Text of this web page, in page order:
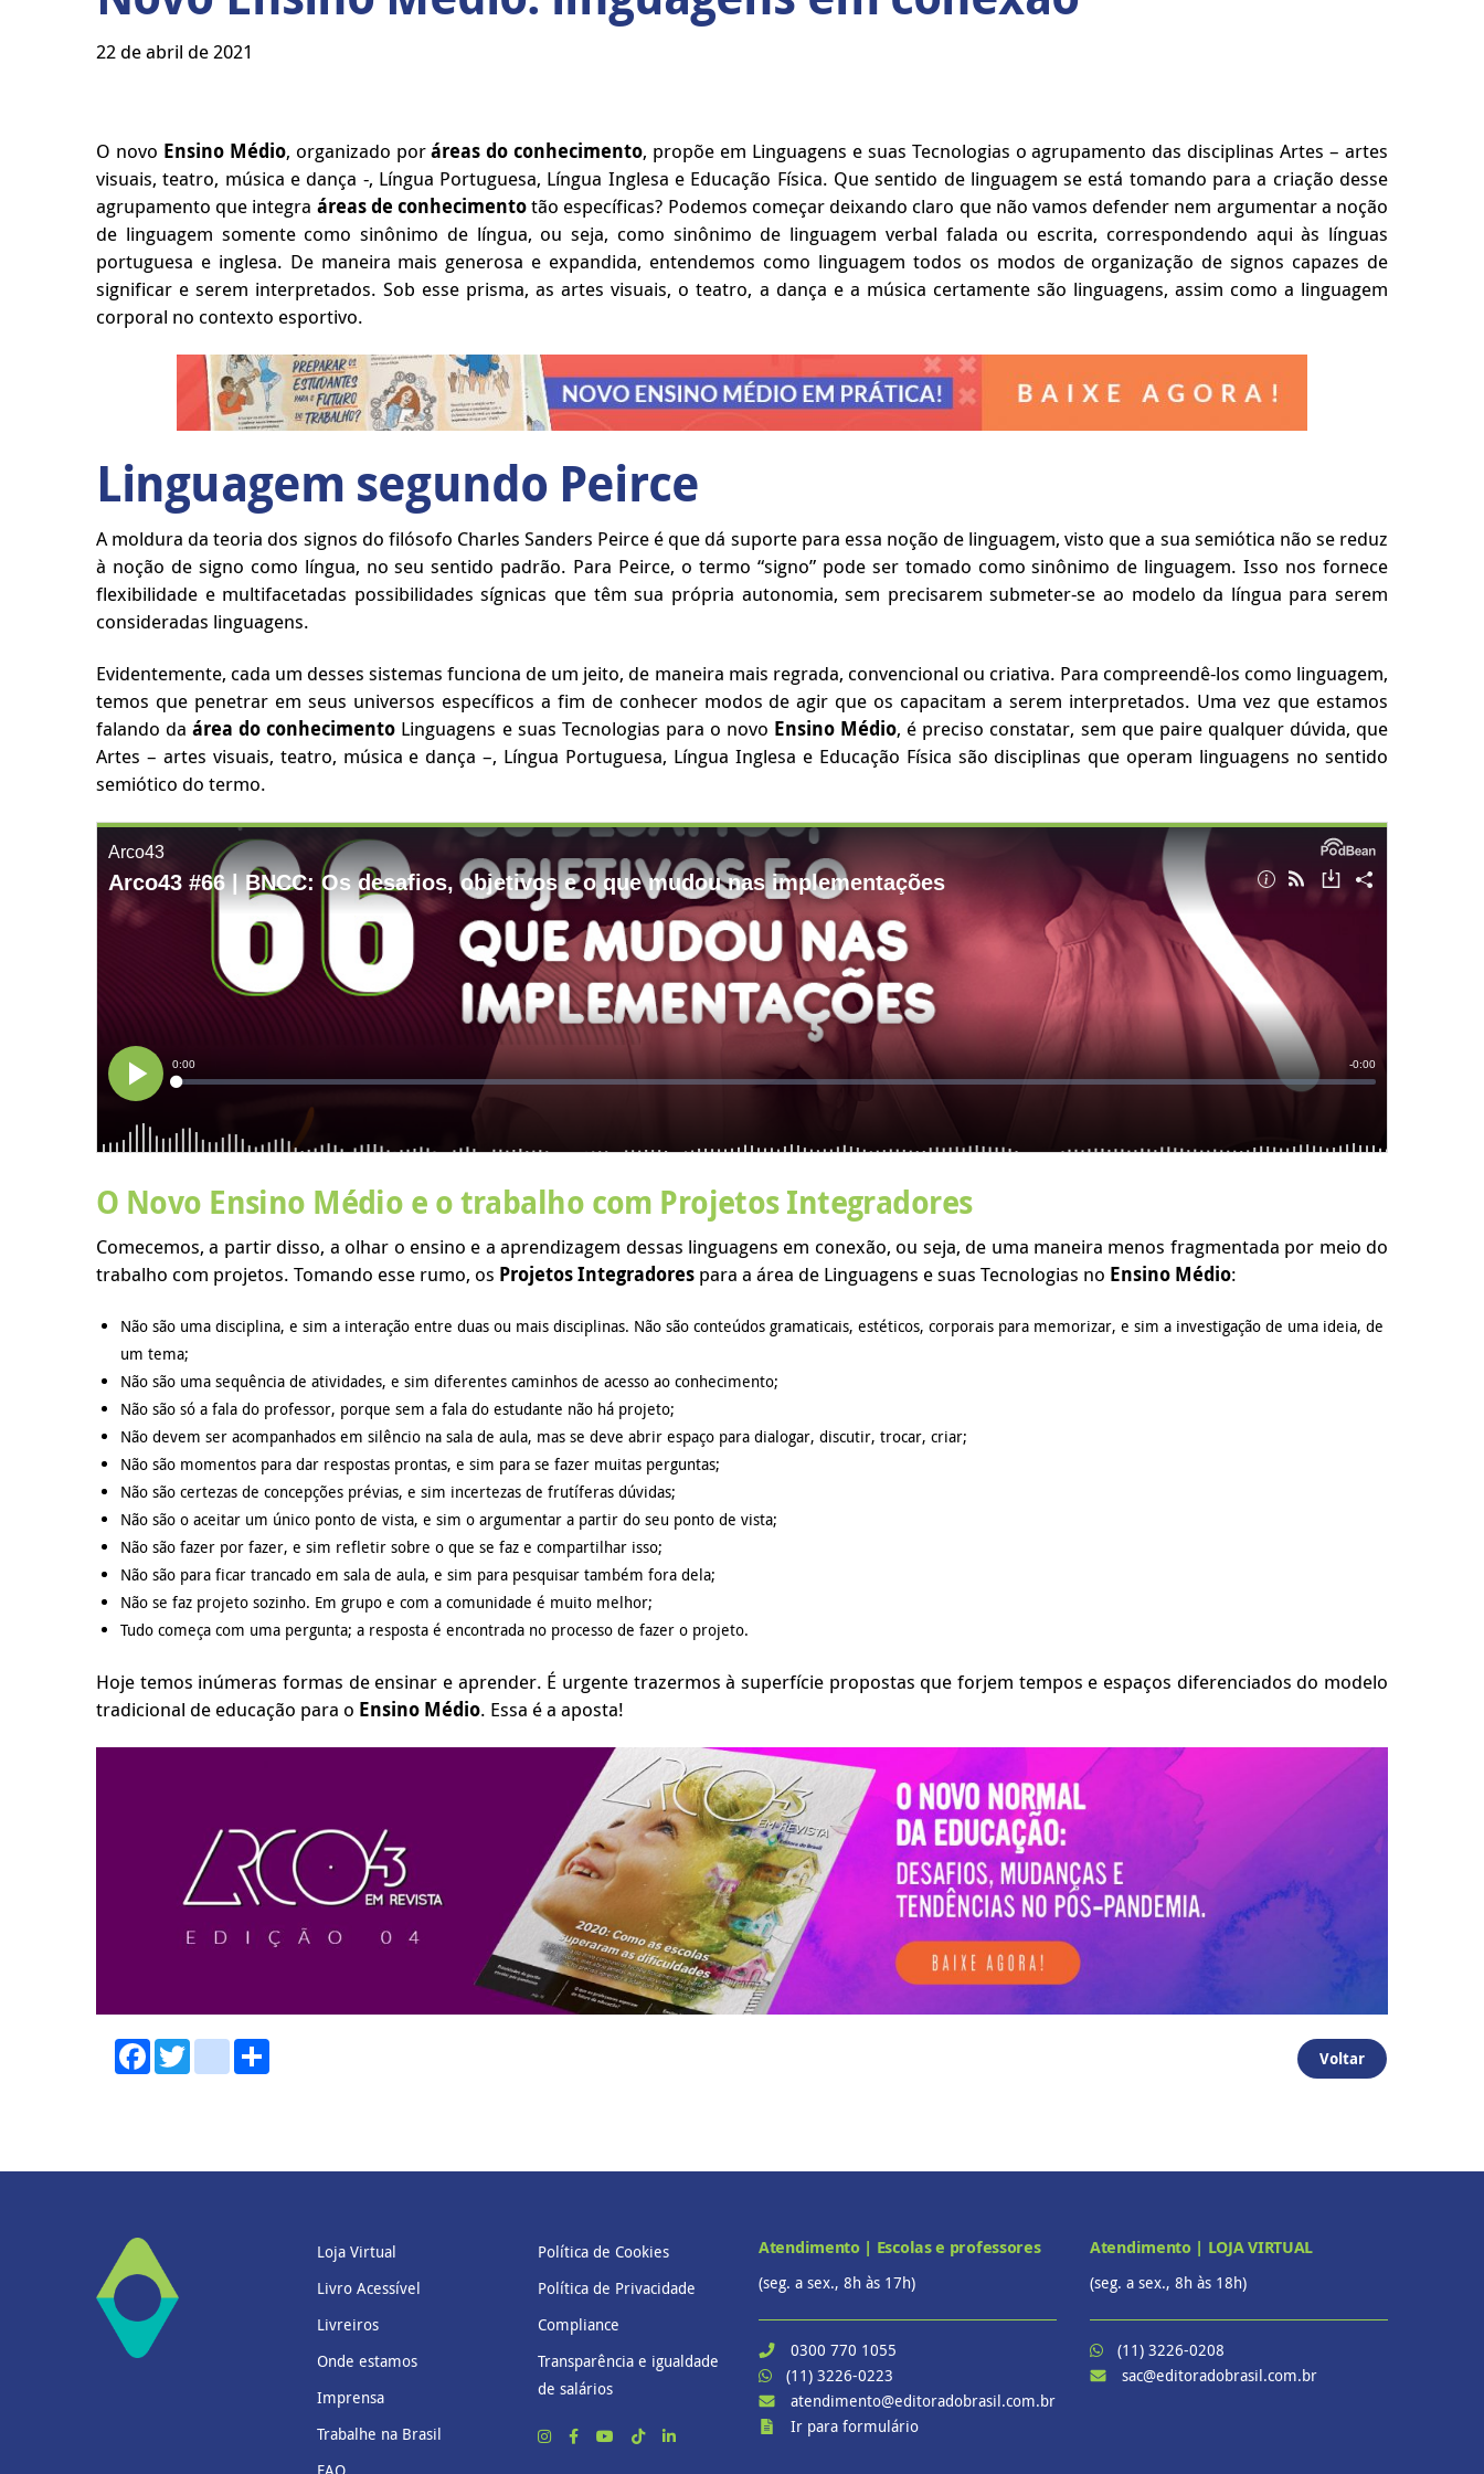
22 de abril de 2021
O novo Ensino Médio, organizado poráreas do conhecimento, propõe em Linguagens e suas Tecnologias o agrupamento das disciplinas Artes – artes
visuais, teatro, música e dança -, Língua Portuguesa, Língua Inglesa e Educação Física. Que sentido de linguagem se está tomando para a criação desse
agrupamento que integra áreas de conhecimentotão específicas? Podemos começar deixando claro que não vamos defender nem argumentar a noção
de linguagem somente como sinônimo de língua, ou seja, como sinônimo de linguagem verbal falada ou escrita, correspondendo aqui às línguas
portuguesa e inglesa. De maneira mais generosa e expandida, entendemos como linguagem todos os modos de organização de signos capazes de
significar e serem interpretados. Sob esse prisma, as artes visuais, o teatro, a dança e a música certamente são linguagens, assim como a linguagem
corporal no contexto esportivo.
Linguagem segundo Peirce
A moldura da teoria dos signos do filósofo Charles Sanders Peirce é que dá suporte para essa noção de linguagem, visto que a sua semiótica não se reduz
à noção de signo como língua, no seu sentido padrão. Para Peirce, o termo “signo” pode ser tomado como sinônimo de linguagem. Isso nos fornece
flexibilidade e multifacetadas possibilidades sígnicas que têm sua própria autonomia, sem precisarem submeter-se ao modelo da língua para serem
consideradas linguagens.
Evidentemente, cada um desses sistemas funciona de um jeito, de maneira mais regrada, convencional ou criativa. Para compreendê-los como linguagem,
temos que penetrar em seus universos específicos a fim de conhecer modos de agir que os capacitam a serem interpretados. Uma vez que estamos
falando daárea do conhecimento Linguagens e suas Tecnologias para o novo Ensino Médio, é preciso constatar, sem que paire qualquer dúvida, que
Artes – artes visuais, teatro, música e dança –, Língua Portuguesa, Língua Inglesa e Educação Física são disciplinas que operam linguagens no sentido
semiótico do termo.
O Novo Ensino Médio e o trabalho com Projetos Integradores
Comecemos, a partir disso, a olhar o ensino e a aprendizagem dessas linguagens em conexão, ou seja, de uma maneira menos fragmentada por meio do
trabalho com projetos. Tomando esse rumo, os Projetos Integradores para a área de Linguagens e suas Tecnologias no Ensino Médio:
Não são uma disciplina, e sim a interação entre duas ou mais disciplinas. Não são conteúdos gramaticais, estéticos, corporais para memorizar, e sim a investigação de uma ideia, de
um tema;
Não são uma sequência de atividades, e sim diferentes caminhos de acesso ao conhecimento;
Não são só a fala do professor, porque sem a fala do estudante não há projeto;
Não devem ser acompanhados em silêncio na sala de aula, mas se deve abrir espaço para dialogar, discutir, trocar, criar;
Não são momentos para dar respostas prontas, e sim para se fazer muitas perguntas;
Não são certezas de concepções prévias, e sim incertezas de frutíferas dúvidas;
Não são o aceitar um único ponto de vista, e sim o argumentar a partir do seu ponto de vista;
Não são fazer por fazer, e sim refletir sobre o que se faz e compartilhar isso;
Não são para ficar trancado em sala de aula, e sim para pesquisar também fora dela;
Não se faz projeto sozinho. Em grupo e com a comunidade é muito melhor;
Tudo começa com uma pergunta; a resposta é encontrada no processo de fazer o projeto.
Hoje temos inúmeras formas de ensinar e aprender. É urgente trazermos à superfície propostas que forjem tempos e espaços diferenciados do modelo
tradicional de educação para o Ensino Médio. Essa é a aposta!
FacebookTwitteryoutube
Voltar
Loja Virtual
Livro Acessível
Livreiros
Onde estamos
Imprensa
Trabalhe na Brasil
Política de Cookies
Política de Privacidade
Compliance
Transparência e igualdade
de salários
Atendimento | Escolas e professores
(seg. a sex., 8h às 17h)
0300 770 1055
(11) 3226-0223
atendimento@editoradobrasil.com.br
Ir para formulário
Atendimento | LOJA VIRTUAL
(seg. a sex., 8h às 18h)
(11) 3226-0208
sac@editoradobrasil.com.br